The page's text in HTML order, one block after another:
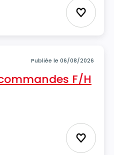
Ajouter
Publiée le 06/08/2026
F/H
Ajouter